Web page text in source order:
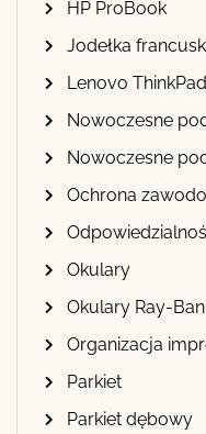
HP ProBook
Jodełka
Lenovo ThinkPad
Nowoczesne
Nowoczesne
Ochrona
Okulary
Okulary Ray-Ban
Organizacja
Parkiet
Parkiet dębowy